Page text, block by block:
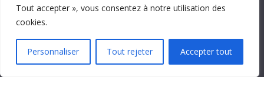
Tout accepter », vous consentez à notre utilisation des
cookies.
Personnaliser Tout rejeter Accepter tout
NOUS CONTACTER
infos@nabukoo.com
support@nabukoo.com